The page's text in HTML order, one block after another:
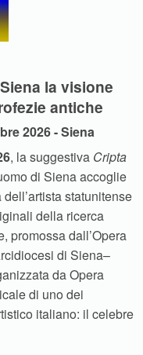
la visione
antiche
2026 - Siena
, la suggestiva Cripta
di Siena accoglie
statunitense
della ricerca
promossa dall’Opera
di Siena–
da Opera
di uno dei
italiano: il celebre